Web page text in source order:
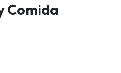
Comida